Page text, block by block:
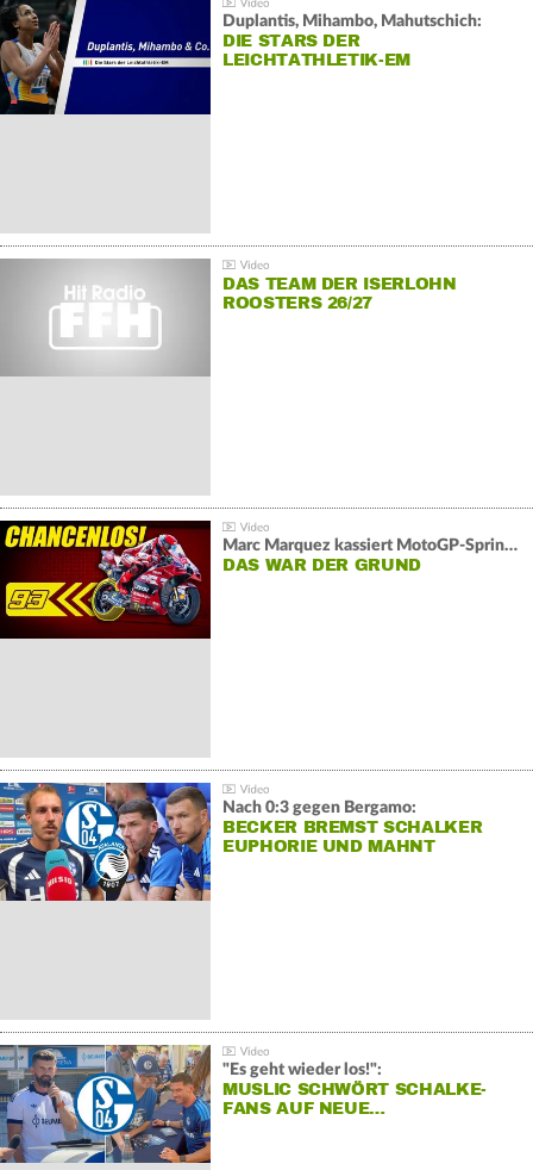
Duplantis, Mihambo, Mahutschich:
DIE STARS DER
LEICHTATHLETIK-EM
DAS TEAM DER ISERLOHN
ROOSTERS 26/27
Marc Marquez kassiert MotoGP-Sprint-Schlappe:
DAS WAR DER GRUND
Nach 0:3 gegen Bergamo:
BECKER BREMST SCHALKER
EUPHORIE UND MAHNT
"Es geht wieder los!":
MUSLIC SCHWÖRT SCHALKE-
FANS AUF NEUE…